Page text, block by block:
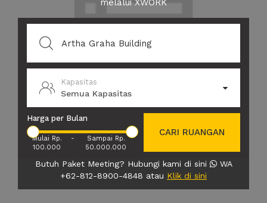
melalui XWORK
Kapasitas
Semua Kapasitas
Harga per Bulan
Mulai Rp.
100.000
-
Sampai Rp.
50.000.000
CARI RUANGAN
Butuh Paket Meeting? Hubungi kami di sini
WA
+62-812-8900-4848 atau Klik di sini